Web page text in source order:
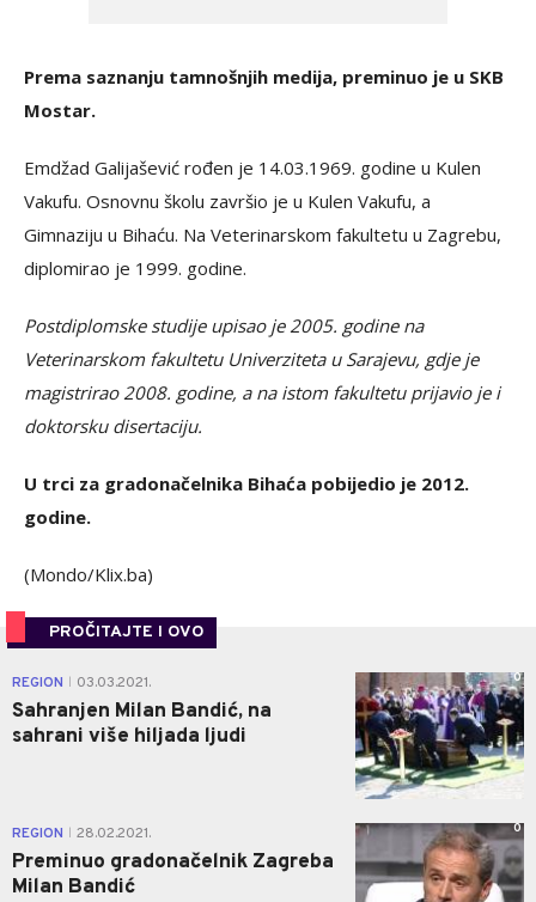
Prema saznanju tamnošnjih medija, preminuo je u SKB
Mostar.
Emdžad Galijašević rođen je 14.03.1969. godine u Kulen
Vakufu. Osnovnu školu završio je u Kulen Vakufu, a
Gimnaziju u Bihaću. Na Veterinarskom fakultetu u Zagrebu,
diplomirao je 1999. godine.
Postdiplomske studije upisao je 2005. godine na
Veterinarskom fakultetu Univerziteta u Sarajevu, gdje je
magistrirao 2008. godine, a na istom fakultetu prijavio je i
doktorsku disertaciju.
U trci za gradonačelnika Bihaća pobijedio je 2012.
godine.
(Mondo/Klix.ba)
PROČITAJTE I OVO
REGION 03.03.2021.
Sahranjen Milan Bandić, na
sahrani više hiljada ljudi
0
REGION 28.02.2021.
Preminuo gradonačelnik Zagreba
Milan Bandić
0